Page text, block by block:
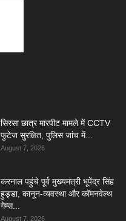
सिरसा छात्र मारपीट मामले में CCTV
फुटेज सुरक्षित, पुलिस जांच में...
August 7, 2026
करनाल पहुंचे पूर्व मुख्यमंत्री भूपेंद्र सिंह
हुड्डा, कानून-व्यवस्था और कॉमनवेल्थ
गेम्स...
August 7, 2026